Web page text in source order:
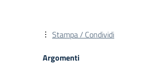
Stampa / Condividi
Argomenti